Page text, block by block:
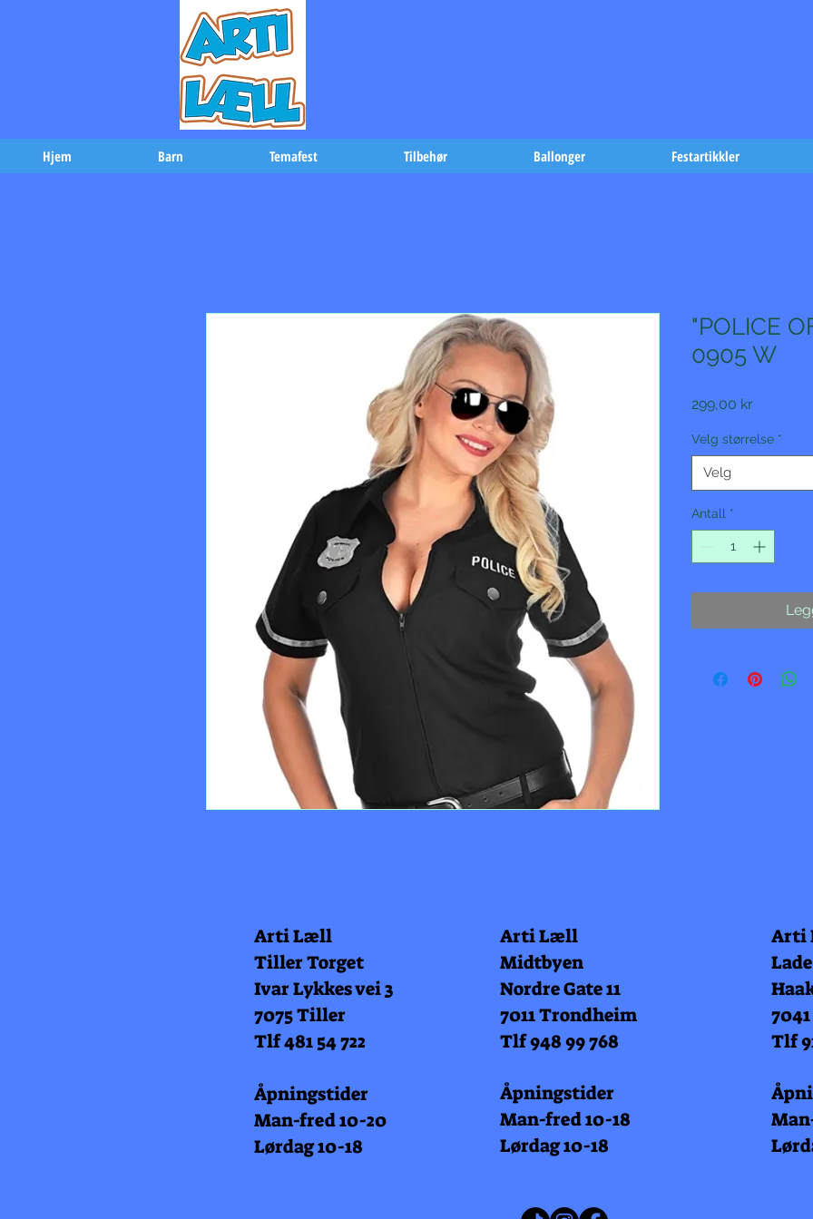
Hjem Barn Temafest Tilbehør Ballonger Festartikkler
"POLICE
0905 W
299,00 krPris
Velg størrelse *
Velg
Antall *
Arti Læll
Tiller Torget
Ivar Lykkes vei 3
7075 Tiller
Tlf 481 54 722
Åpningstider
Man-fred 10-20
Lørdag 10-18
Arti Læll
Midtbyen
Nordre Gate 11
7011 Trondheim
Tlf 948 99 768
Åpningstider
Man-fred 10-18
Lørdag 10-18
Arti
Tlf